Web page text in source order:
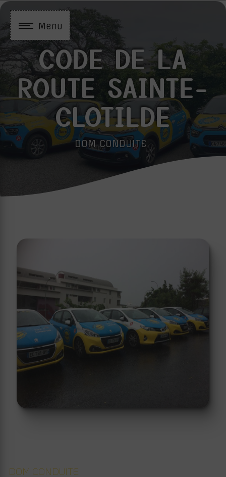
Menu
CODE DE LA
ROUTE SAINTE-
CLOTILDE
DOM CONDUITE
DOM CONDUITE
Panneau de gestion des cookies